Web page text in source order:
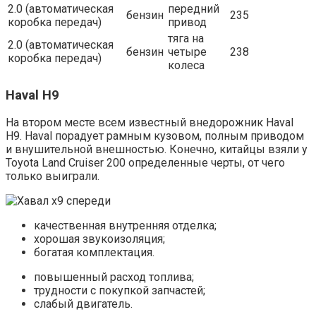
2.0 (автоматическая
коробка передач)
бензин передний
привод
235
2.0 (автоматическая
коробка передач)
бензин
тяга на
четыре
колеса
238
Haval H9
На втором месте всем известный внедорожник Haval
H9. Haval порадует рамным кузовом, полным приводом
и внушительной внешностью. Конечно, китайцы взяли у
Toyota Land Cruiser 200 определенные черты, от чего
только выиграли.
качественная внутренняя отделка;
хорошая звукоизоляция;
богатая комплектация.
повышенный расход топлива;
трудности с покупкой запчастей;
слабый двигатель.